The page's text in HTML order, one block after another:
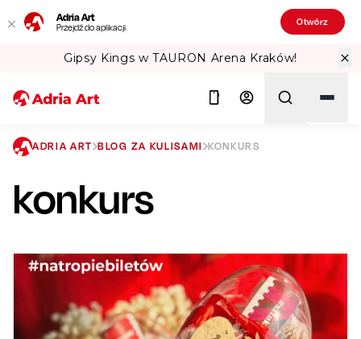
Adria Art
Przejdź do aplikacji Otwórz
Gipsy Kings w TAURON Arena Kraków!
ADRIA ART BLOG ZA KULISAMI KONKURS
konkurs